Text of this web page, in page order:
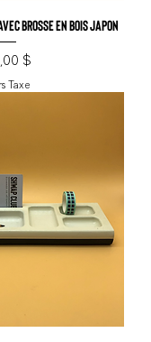
brosse en bois Japon
$
Taxe